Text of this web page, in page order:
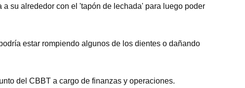
su alrededor con el 'tapón de lechada' para luego poder
estar rompiendo algunos de los dientes o dañando
del CBBT a cargo de finanzas y operaciones.